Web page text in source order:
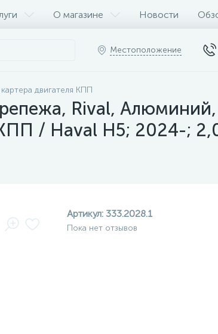
О магазине Новости
Местоположение
двигателя КПП
Rival, Алюминий,
/ Haval H5; 2024-;
Артикул: 333.2028.1
Пока нет отзывов